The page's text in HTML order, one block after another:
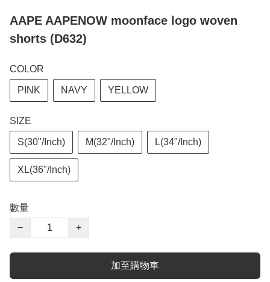
AAPE AAPENOW moonface logo woven
shorts (D632)
COLOR
PINK NAVY YELLOW
SIZE
S(30"/Inch) M(32"/Inch) L(34"/Inch)
XL(36"/Inch)
數量
−
+
加至購物車